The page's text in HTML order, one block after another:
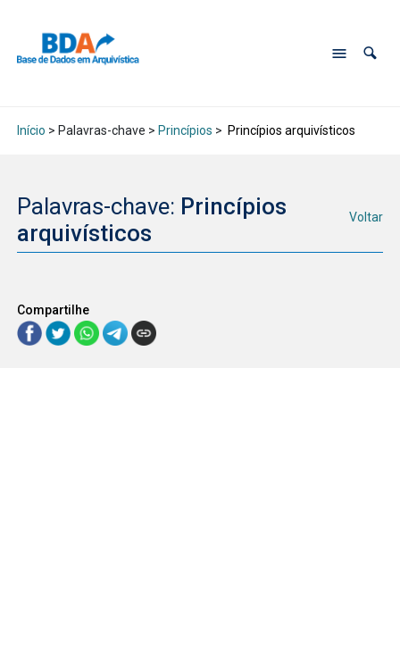
Início > Palavras-chave > Princípios > Princípios arquivísticos
Palavras-chave: Princípios
arquivísticos
Voltar
Compartilhe